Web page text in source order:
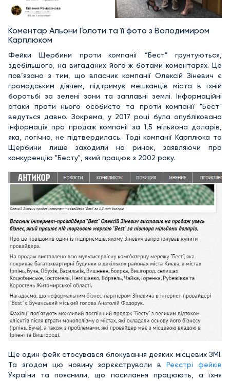
Коментар Альони Голоти та її фото з Володимиром
Карплюком
Фейки Щербини проти компанії “Бест” грунтуються,
здебільшого, на вигаданих його ж ботами коментарях. Це
пов’язано з тим, що власник компанії Олексій Зіневич є
громадським діячем, підтримує мешканців міста в їхній
боротьбі за зелені зони та заплавні землі. Інформаційні
атаки проти нього особисто та проти компанії "Бест"
ведуться давно. Зокрема, у 2017 році була опублікована
інформація про продаж компанії за 1,5 мільйона доларів,
яка, логічно, не підтвердилась. Тоді компанії Карплюка та
Щербини лише заходили на ринок, заявляючи про
конкуренцію "Бесту", який працює з 2002 року.
Ще один фейк стосувався блокування деяких місцевих ЗМІ.
Та згодом цю новину зарєєстрували в Реєстрі фейків
України та пояснили, що посилання працюють, а їхня